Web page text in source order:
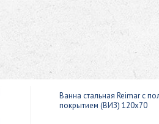
Ванна стальная Reimar с
покрытием (ВИЗ) 120x70